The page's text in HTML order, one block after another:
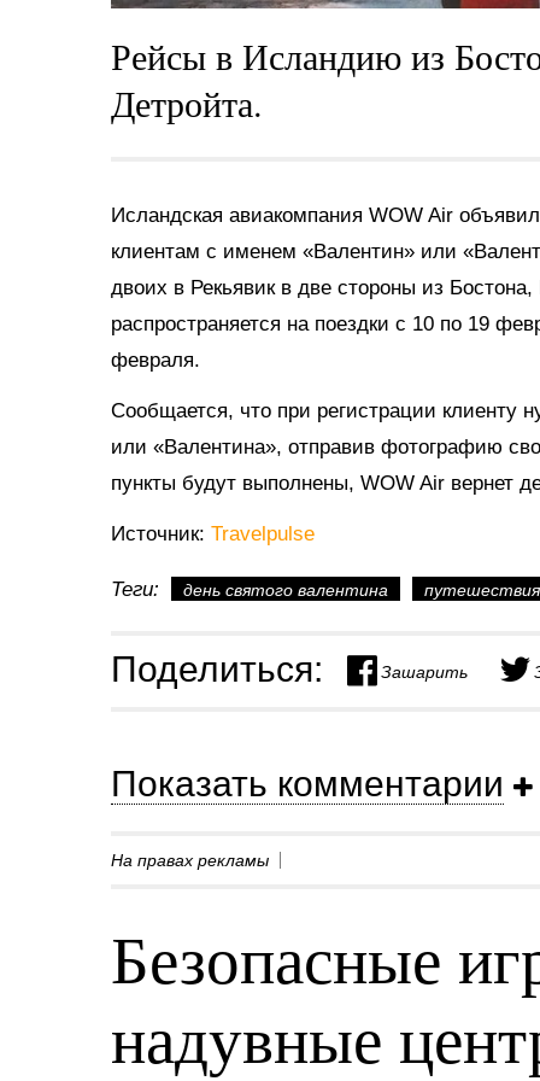
Рейсы в Исландию из
Детройта.
Исландская авиакомпания WOW Air
клиентам с именем «Валентин» или
двоих в Рекьявик в две стороны из
распространяется на поездки с 10 по 19
февраля.
Сообщается, что при регистрации клиенту
или «Валентина», отправив фотографию
пункты будут выполнены, WOW Air вернет
Источник: Travelpulse
Теги: день святого валентина путешествия
Поделиться: Зашарить
Показать комментарии
На правах рекламы
Безопасные
надувные